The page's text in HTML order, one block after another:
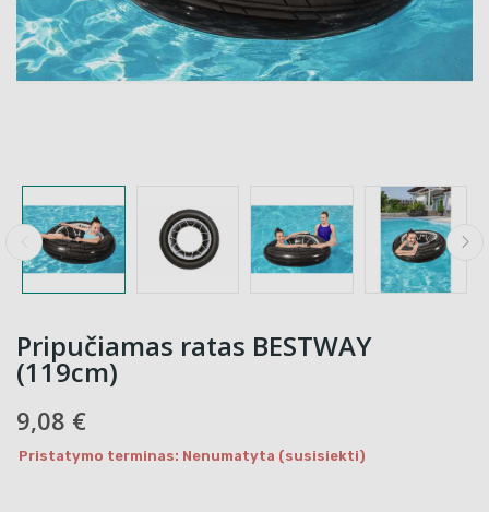
Pripučiamas ratas BESTWAY
(119cm)
9,08 €
Pristatymo terminas: Nenumatyta (susisiekti)